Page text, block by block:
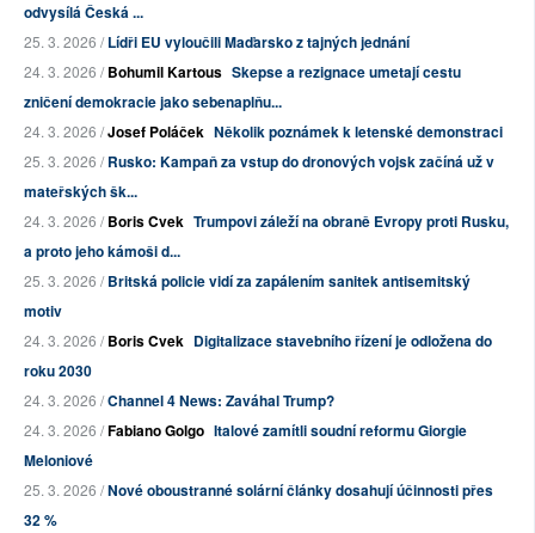
odvysílá Česká ...
25. 3. 2026 /Lídři EU vyloučili Maďarsko z tajných jednání
24. 3. 2026 /Bohumil Kartous Skepse a rezignace umetají cestu
zničení demokracie jako sebenaplňu...
24. 3. 2026 /Josef Poláček Několik poznámek k letenské demonstraci
25. 3. 2026 /Rusko: Kampaň za vstup do dronových vojsk začíná už v
mateřských šk...
24. 3. 2026 /Boris Cvek Trumpovi záleží na obraně Evropy proti Rusku,
a proto jeho kámoši d...
25. 3. 2026 /Britská policie vidí za zapálením sanitek antisemitský
motiv
24. 3. 2026 /Boris Cvek Digitalizace stavebního řízení je odložena do
roku 2030
24. 3. 2026 /Channel 4 News: Zaváhal Trump?
24. 3. 2026 /Fabiano Golgo Italové zamítli soudní reformu Giorgie
Meloniové
25. 3. 2026 /Nové oboustranné solární články dosahují účinnosti přes
32 %